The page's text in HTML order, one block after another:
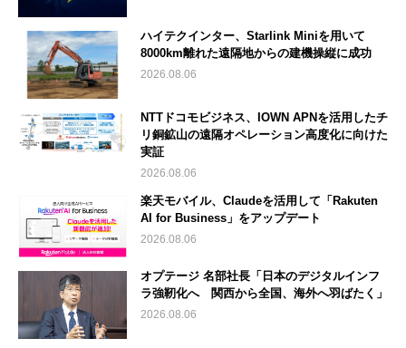
ハイテクインター、Starlink Miniを用いて
8000km離れた遠隔地からの建機操縦に成功
2026.08.06
NTTドコモビジネス、IOWN APNを活用したチ
リ銅鉱山の遠隔オペレーション高度化に向けた
実証
2026.08.06
楽天モバイル、Claudeを活用して「Rakuten
AI for Business」をアップデート
2026.08.06
オプテージ 名部社長「日本のデジタルインフ
ラ強靭化へ 関西から全国、海外へ羽ばたく」
2026.08.06